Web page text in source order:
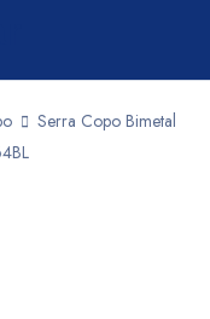
Serra Copo Bimetal